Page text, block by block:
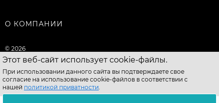
Этот веб-сайт использует cookie-файлы.
При использовании данного сайта вы подтверждаете свое
согласие на использование cookie-файлов в соответствии с
нашей политикой приватности.
О КОМПАНИИ
© 2026